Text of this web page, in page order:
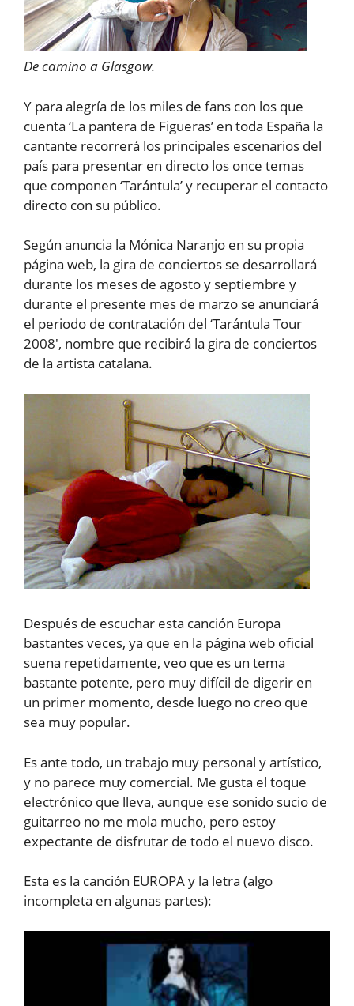
De camino a Glasgow.
Y para alegría de los miles de fans con los que
cuenta ‘La pantera de Figueras’ en toda España la
cantante recorrerá los principales escenarios del
país para presentar en directo los once temas
que componen ‘Tarántula’ y recuperar el contacto
directo con su público.
Según anuncia la Mónica Naranjo en su propia
página web, la gira de conciertos se desarrollará
durante los meses de agosto y septiembre y
durante el presente mes de marzo se anunciará
el periodo de contratación del ‘Tarántula Tour
2008′, nombre que recibirá la gira de conciertos
de la artista catalana.
Después de escuchar esta canción Europa
bastantes veces, ya que en la página web oficial
suena repetidamente, veo que es un tema
bastante potente, pero muy difícil de digerir en
un primer momento, desde luego no creo que
sea muy popular.
Es ante todo, un trabajo muy personal y artístico,
y no parece muy comercial. Me gusta el toque
electrónico que lleva, aunque ese sonido sucio de
guitarreo no me mola mucho, pero estoy
expectante de disfrutar de todo el nuevo disco.
Esta es la canción EUROPA y la letra (algo
incompleta en algunas partes):